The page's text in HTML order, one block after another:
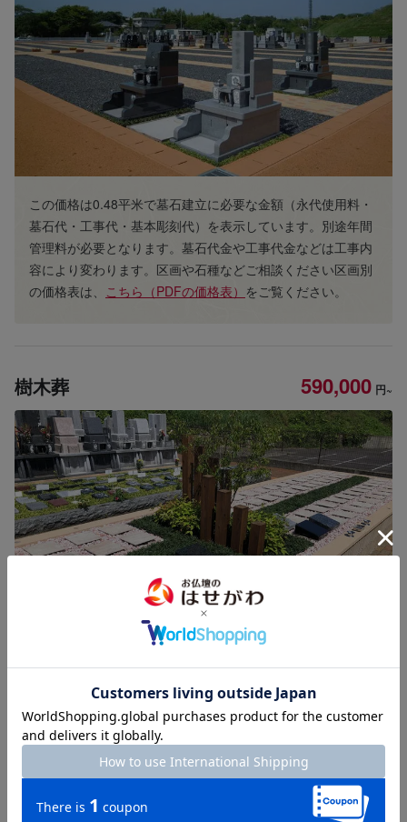
この価格は0.48平米で墓石建立に必要な金額（永代使用料・
墓石代・工事代・基本彫刻代）を表示しています。別途年間
管理料が必要となります。墓石代金や工事代金などは工事内
容により変わります。区画や石種などご相談ください区画別
の価格表は、 こちら（PDFの価格表） をご覧ください。
樹木葬 590,000 円~
樹木葬区画もございます。
区画別の価格表は、こちら（PDFの価格表）をご覧ください